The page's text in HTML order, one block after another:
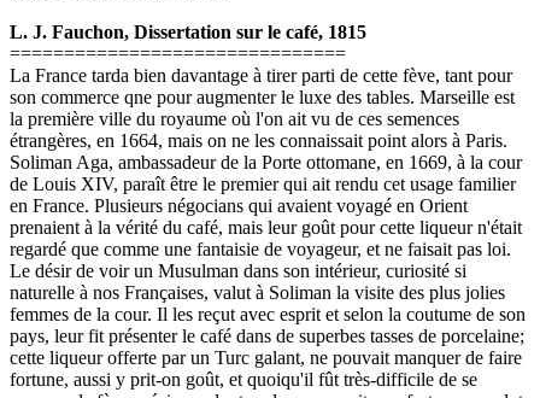
L. J. Fauchon, Dissertation sur le café, 1815
===============================
La France tarda bien davantage à tirer parti de cette fève, tant pour
son commerce qne pour augmenter le luxe des tables. Marseille est
la première ville du royaume où l'on ait vu de ces semences
étrangères, en 1664, mais on ne les connaissait point alors à Paris.
Soliman Aga, ambassadeur de la Porte ottomane, en 1669, à la cour
de Louis XIV, paraît être le premier qui ait rendu cet usage familier
en France. Plusieurs négocians qui avaient voyagé en Orient
prenaient à la vérité du café, mais leur goût pour cette liqueur n'était
regardé que comme une fantaisie de voyageur, et ne faisait pas loi.
Le désir de voir un Musulman dans son intérieur, curiosité si
naturelle à nos Françaises, valut à Soliman la visite des plus jolies
femmes de la cour. Il les reçut avec esprit et selon la coutume de son
pays, leur fit présenter le café dans de superbes tasses de porcelaine;
cette liqueur offerte par un Turc galant, ne pouvait manquer de faire
fortune, aussi y prit-on goût, et quoiqu'il fût très-difficile de se